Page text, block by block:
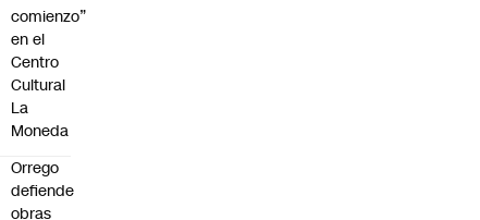
comienzo”
en el
Centro
Cultural
La
Moneda
Orrego
defiende
obras